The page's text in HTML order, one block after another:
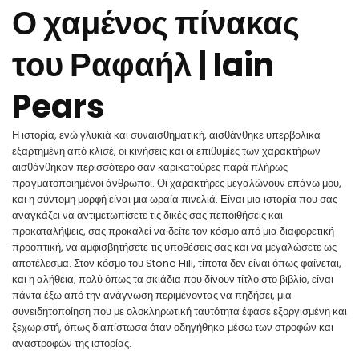
Ο χαμένος πίνακας
του Ραφαήλ | Iain
Pears
Η ιστορία, ενώ γλυκιά και συναισθηματική, αισθάνθηκε υπερβολικά
εξαρτημένη από κλισέ, οι κινήσεις και οι επιθυμίες των χαρακτήρων
αισθάνθηκαν περισσότερο σαν καρικατούρες παρά πλήρως
πραγματοποιημένοι άνθρωποι. Οι χαρακτήρες μεγαλώνουν επάνω μου,
και η σύντομη μορφή είναι μια ωραία πινελιά. Είναι μια ιστορία που σας
αναγκάζει να αντιμετωπίσετε τις δικές σας πεποιθήσεις και
προκαταλήψεις, σας προκαλεί να δείτε τον κόσμο από μια διαφορετική
προοπτική, να αμφισβητήσετε τις υποθέσεις σας και να μεγαλώσετε ως
αποτέλεσμα. Στον κόσμο του Stone Hill, τίποτα δεν είναι όπως φαίνεται,
και η αλήθεια, πολύ όπως τα σκιάδια που δίνουν τίτλο στο βιβλίο, είναι
πάντα έξω από την ανάγνωση περιμένοντας να πηδήσει, μια
συνειδητοποίηση που με ολοκληρωτική ταυτότητα έφασε εξοργισμένη και
ξεχωριστή, όπως διαπίστωσα όταν οδηγήθηκα μέσω των στροφών και
αναστροφών της ιστορίας.